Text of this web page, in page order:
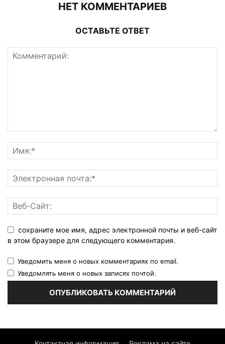
НЕТ КОММЕНТАРИЕВ
ОСТАВЬТЕ ОТВЕТ
сохраните мое имя, адрес электронной почты и веб-сайт
в этом браузере для следующего комментария.
Уведомить меня о новых комментариях по email.
Уведомлять меня о новых записях почтой.